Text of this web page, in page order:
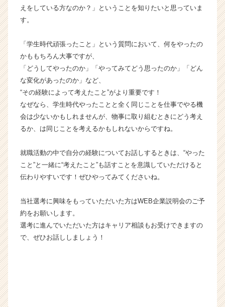
就
イ
ト
チ
ア
ャ
リ
ア
（C
e
e
C
r
e
r）
えをしている方なのか？」ということを知りたいと思っていま
す。
「学生時代頑張ったこと」という質問において、何をやったの
かももちろん大事ですが、
「どうしてやったのか」「やってみてどう思ったのか」「どん
な変化があったのか」など、
“その経験によって考えたこと”がより重要です！
なぜなら、学生時代やったことと全く同じことを仕事でやる機
会は少ないかもしれませんが、物事に取り組むときにどう考え
るか、は同じことを考えるかもしれないからですね。
就職活動の中で自分の経験についてお話しするときは、“やった
こと”と一緒に“考えたこと”も話すことを意識していただけると
伝わりやすいです！ぜひやってみてくださいね。
当社選考に興味をもっていただいた方はWEB企業説明会のご予
約をお願いします。
選考に進んでいただいた方はキャリア相談もお受けできますの
で、ぜひお話ししましょう！